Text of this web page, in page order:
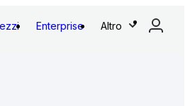
Enterprise Altro